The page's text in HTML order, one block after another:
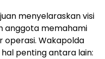
menyelaraskan visi
anggota memahami
operasi. Wakapolda
penting antara lain: